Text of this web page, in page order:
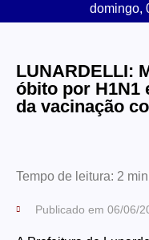
domingo,
LUNARDELLI:
óbito por H1N1
da vacinação
Tempo de leitura: 2
Publicado em 06/06/